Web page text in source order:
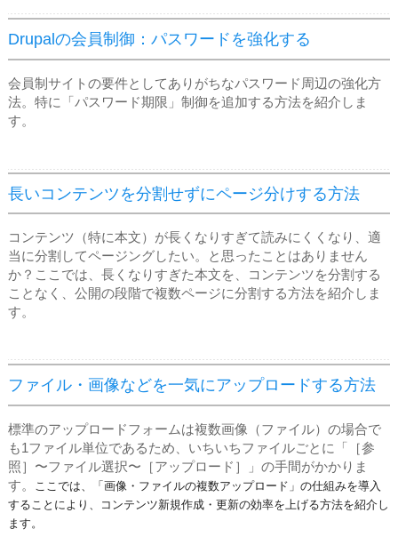
Drupalの会員制御：パスワードを強化する
会員制サイトの要件としてありがちなパスワード周辺の強化方
法。特に「パスワード期限」制御を追加する方法を紹介しま
す。
長いコンテンツを分割せずにページ分けする方法
コンテンツ（特に本文）が長くなりすぎて読みにくくなり、適
当に分割してページングしたい。と思ったことはありません
か？ここでは、長くなりすぎた本文を、コンテンツを分割する
ことなく、公開の段階で複数ページに分割する方法を紹介しま
す。
ファイル・画像などを一気にアップロードする方法
標準のアップロードフォームは複数画像（ファイル）の場合で
も1ファイル単位であるため、いちいちファイルごとに「［参
照］〜ファイル選択〜［アップロード］」の手間がかかりま
す。
ここでは、「画像・ファイルの複数アップロード」の仕組みを導入
することにより、コンテンツ新規作成・更新の効率を上げる方法を紹介し
ます。